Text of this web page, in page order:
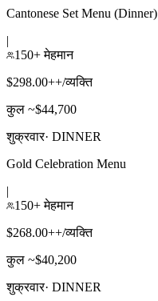
Cantonese Set Menu (Dinner)
|
150+ मेहमान
$298.00++/व्यक्ति
कुल ~$44,700
शुक्रवार· DINNER
Gold Celebration Menu
|
150+ मेहमान
$268.00++/व्यक्ति
कुल ~$40,200
शुक्रवार· DINNER